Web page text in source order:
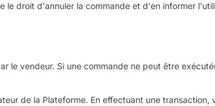
droit d'annuler la commande et d'en informer
le vendeur. Si une commande ne peut être
de la Plateforme. En effectuant une